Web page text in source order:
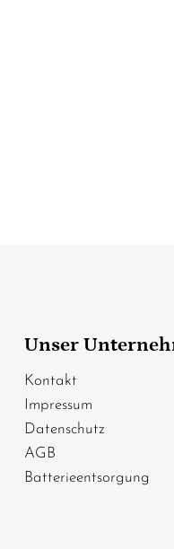
Unser
Kontakt
Impressum
Datenschutz
AGB
Batterieentsorgung